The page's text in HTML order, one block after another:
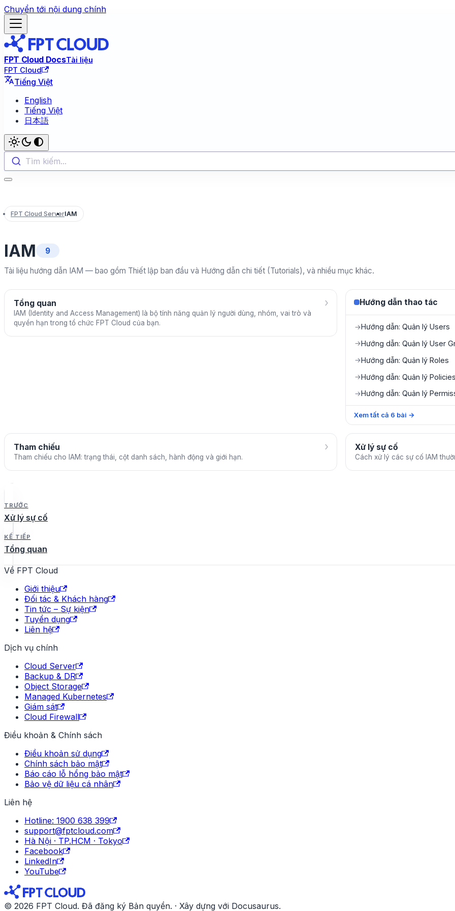
Chuyển tới nội dung chính
FPT Cloud DocsTài liệu
FPT Cloud
Tiếng Việt
English
Tiếng Việt
日本語
Tìm kiếm...
FPT Cloud ServerIAM
IAM 9
Tài liệu hướng dẫn IAM — bao gồm Thiết lập ban đầu và Hướng dẫn chi tiết (Tutorials), và nhiều mục khác.
Tổng quan
IAM (Identity and Access Management) là bộ tính năng quản lý người dùng, nhóm, vai trò và
quyền hạn trong tổ chức FPT Cloud của bạn.
› Hướng dẫn thao tác
→Hướng dẫn: Quản lý Users
→Hướng dẫn: Quản lý User
→Hướng dẫn: Quản lý Roles
→Hướng dẫn: Quản lý Policies
→Hướng dẫn: Quản lý
Xem tất cả 6 bài →
Tham chiếu
Tham chiếu cho IAM: trạng thái, cột danh sách, hành động và giới hạn.
› Xử lý sự cố
Cách xử lý các sự cố IAM
TRƯỚC
Xử lý sự cố
KẾ TIẾP
Tổng quan
Về FPT Cloud
Giới thiệu
Đối tác & Khách hàng
Tin tức – Sự kiện
Tuyển dụng
Liên hệ
Dịch vụ chính
Cloud Server
Backup & DR
Object Storage
Managed Kubernetes
Giám sát
Cloud Firewall
Điều khoản & Chính sách
Điều khoản sử dụng
Chính sách bảo mật
Báo cáo lỗ hổng bảo mật
Bảo vệ dữ liệu cá nhân
Liên hệ
Hotline: 1900 638 399
support@fptcloud.com
Hà Nội · TP.HCM · Tokyo
Facebook
LinkedIn
YouTube
© 2026 FPT Cloud. Đã đăng ký Bản quyền. · Xây dựng với Docusaurus.